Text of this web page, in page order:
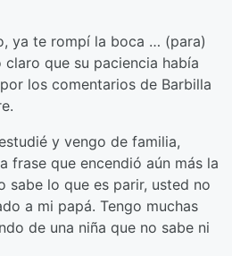
ya te rompí la boca … (para)
que su paciencia había
los comentarios de Barbilla
y vengo de familia,
frase que encendió aún más la
sabe lo que es parir, usted no
a mi papá. Tengo muchas
de una niña que no sabe ni